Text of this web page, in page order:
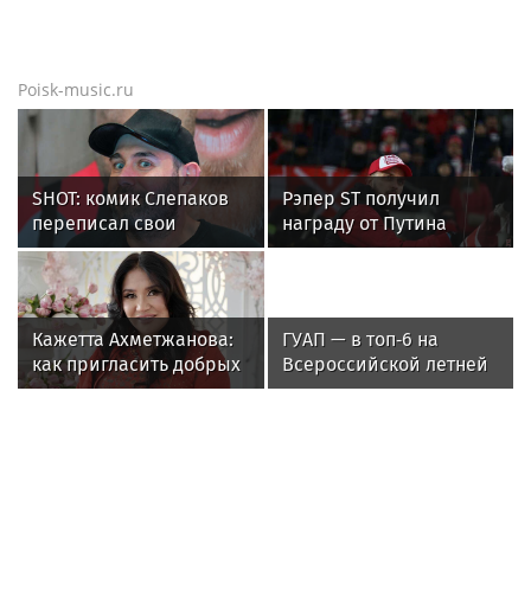
Владимир Урин в новостях
Режиссер Урин: в XXI веке театрами
руководят продюсеры, а не создатели
спектаклей